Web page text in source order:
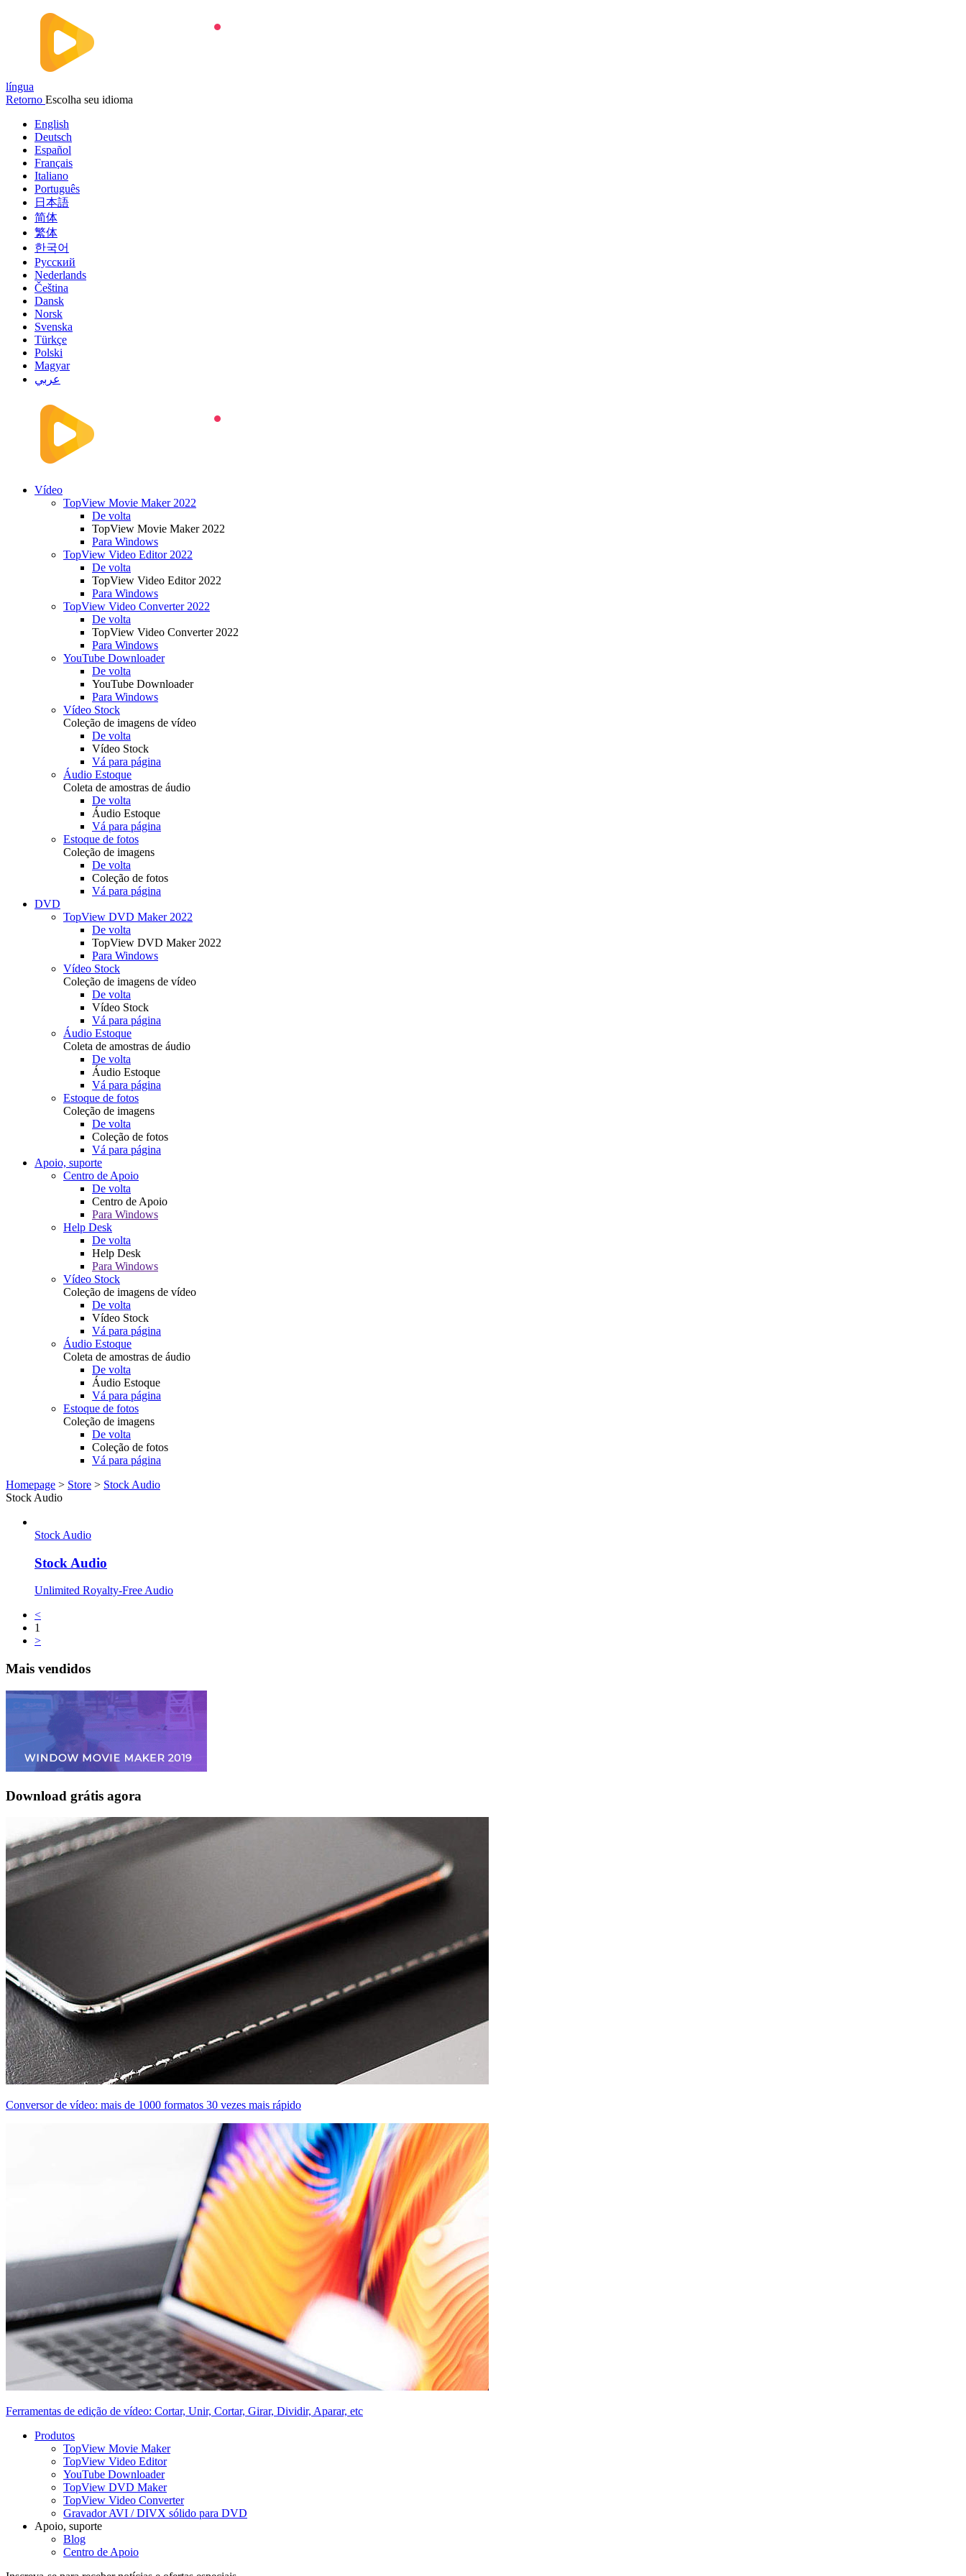
língua
Retorno Escolha seu idioma
English
Deutsch
Español
Français
Italiano
Português
日本語
简体
繁体
한국어
Русский
Nederlands
Čeština
Dansk
Norsk
Svenska
Türkçe
Polski
Magyar
عربي
Vídeo
TopView Movie Maker 2022
De volta
TopView Movie Maker 2022
Para Windows
TopView Video Editor 2022
De volta
TopView Video Editor 2022
Para Windows
TopView Video Converter 2022
De volta
TopView Video Converter 2022
Para Windows
YouTube Downloader
De volta
YouTube Downloader
Para Windows
Vídeo Stock
Coleção de imagens de vídeo
De volta
Vídeo Stock
Vá para página
Áudio Estoque
Coleta de amostras de áudio
De volta
Áudio Estoque
Vá para página
Estoque de fotos
Coleção de imagens
De volta
Coleção de fotos
Vá para página
DVD
TopView DVD Maker 2022
De volta
TopView DVD Maker 2022
Para Windows
Vídeo Stock
Coleção de imagens de vídeo
De volta
Vídeo Stock
Vá para página
Áudio Estoque
Coleta de amostras de áudio
De volta
Áudio Estoque
Vá para página
Estoque de fotos
Coleção de imagens
De volta
Coleção de fotos
Vá para página
Apoio, suporte
Centro de Apoio
De volta
Centro de Apoio
Para Windows
Help Desk
De volta
Help Desk
Para Windows
Vídeo Stock
Coleção de imagens de vídeo
De volta
Vídeo Stock
Vá para página
Áudio Estoque
Coleta de amostras de áudio
De volta
Áudio Estoque
Vá para página
Estoque de fotos
Coleção de imagens
De volta
Coleção de fotos
Vá para página
Homepage > Store > Stock Audio
Stock Audio
Stock Audio
Stock Audio
Unlimited Royalty-Free Audio
<
1
>
Mais vendidos
Download grátis agora
Conversor de vídeo: mais de 1000 formatos 30 vezes mais rápido
Ferramentas de edição de vídeo: Cortar, Unir, Cortar, Girar, Dividir, Aparar, etc
Produtos
TopView Movie Maker
TopView Video Editor
YouTube Downloader
TopView DVD Maker
TopView Video Converter
Gravador AVI / DIVX sólido para DVD
Apoio, suporte
Blog
Centro de Apoio